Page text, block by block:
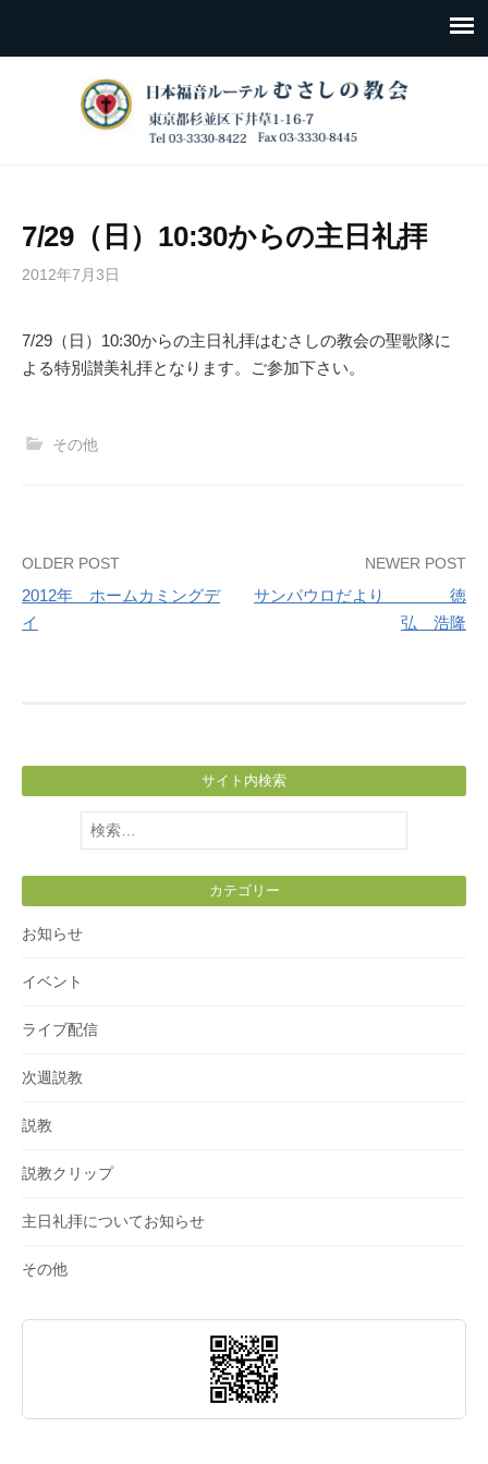
7/29（日）10:30からの主日礼拝
2012年7月3日
7/29（日）10:30からの主日礼拝はむさしの教会の聖歌隊に
よる特別讃美礼拝となります。ご参加下さい。
その他
Post
navigation
OLDER POST
2012年 ホームカミングデ
イ
NEWER POST
サンパウロだより 徳
弘 浩隆
サイト内検索
検
索:
カテゴリー
お知らせ
イベント
ライブ配信
次週説教
説教
説教クリップ
主日礼拝についてお知らせ
その他